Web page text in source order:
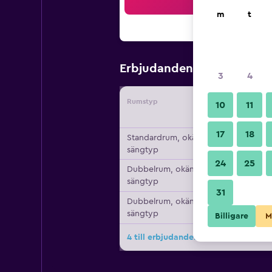
Erbjudanden från
Rumstyp
Standardrum, okänd
sängtyp
Dubbelrum, okänd
sängtyp
Dubbelrum, okänd
sängtyp
4 till erbjudanden för Travelodge
m t
3 4
10 11
17 18
24 25
31
Billigare